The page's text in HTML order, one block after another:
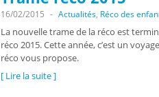
16/02/2015 - Actualités, Réco des
La nouvelle trame de la réco est
réco 2015. Cette année, c’est un
réco vous propose.
[ Lire la suite ]